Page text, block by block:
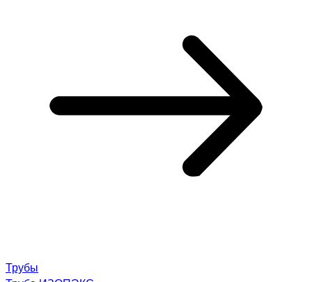
Трубы